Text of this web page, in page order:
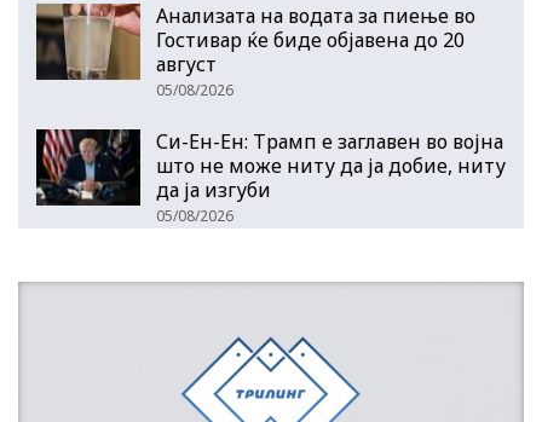
Анализата на водата за пиење во
Гостивар ќе биде објавена до 20
август
05/08/2026
Си-Ен-Ен: Трамп е заглавен во војна
што не може ниту да ја добие, ниту
да ја изгуби
05/08/2026